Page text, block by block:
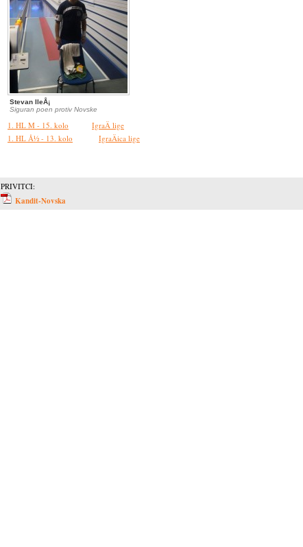
Stevan IleÅ¡
Siguran poen protiv Novske
1. HL M - 15. kolo
IgraÄ lige
1. HL Å½ - 13. kolo
IgraÄica lige
PRIVITCI:
Kandit-Novska